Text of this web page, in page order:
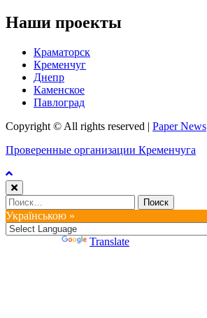
Наши проекты
Краматорск
Кременчуг
Днепр
Каменское
Павлоград
Copyright © All rights reserved | Paper News
Проверенные организации Кременчуга
Найти:
Українською »
Translate